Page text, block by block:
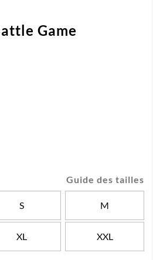
Game
Guide des tailles
S M
XL XXL